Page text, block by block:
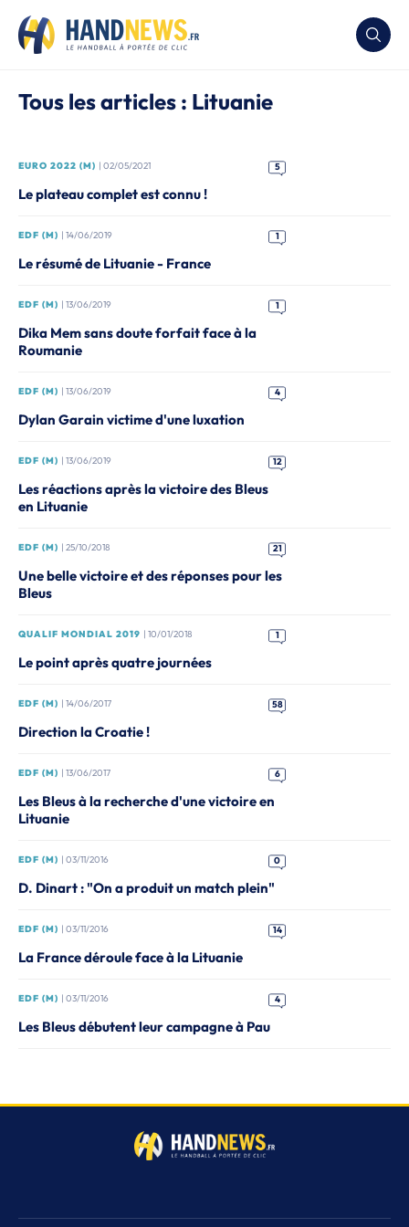
Tous les articles : Lituanie
EURO 2022 (M) | 02/05/2021 5
Le plateau complet est connu !
EDF (M) | 14/06/2019 1
Le résumé de Lituanie - France
EDF (M) | 13/06/2019 1
Dika Mem sans doute forfait face à la
Roumanie
EDF (M) | 13/06/2019 4
Dylan Garain victime d'une luxation
EDF (M) | 13/06/2019 12
Les réactions après la victoire des Bleus
en Lituanie
EDF (M) | 25/10/2018 21
Une belle victoire et des réponses pour les
Bleus
QUALIF MONDIAL 2019 | 10/01/2018 1
Le point après quatre journées
EDF (M) | 14/06/2017 58
Direction la Croatie !
EDF (M) | 13/06/2017 6
Les Bleus à la recherche d'une victoire en
Lituanie
EDF (M) | 03/11/2016 0
D. Dinart : "On a produit un match plein"
EDF (M) | 03/11/2016 14
La France déroule face à la Lituanie
EDF (M) | 03/11/2016 4
Les Bleus débutent leur campagne à Pau